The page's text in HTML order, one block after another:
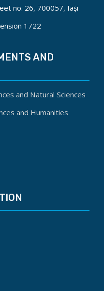
no. 26, 700057, Iași
1722
AND
and Natural Sciences
and Humanities